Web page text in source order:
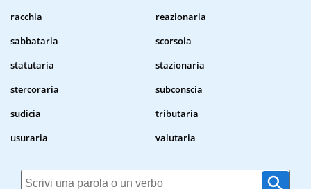
racchia
reazionaria
sabbataria
scorsoia
statutaria
stazionaria
stercoraria
subconscia
sudicia
tributaria
usuraria
valutaria